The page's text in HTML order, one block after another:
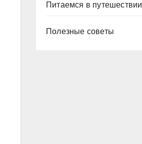
Питаемся в путешествии
Полезные советы